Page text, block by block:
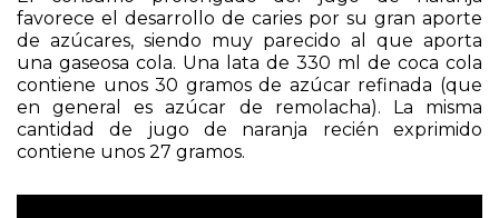
El consumo prolongado del jugo de naranja
favorece el desarrollo de caries por su gran aporte
de azúcares, siendo muy parecido al que aporta
una gaseosa cola. Una lata de 330 ml de coca cola
contiene unos 30 gramos de azúcar refinada (que
en general es azúcar de remolacha). La misma
cantidad de jugo de naranja recién exprimido